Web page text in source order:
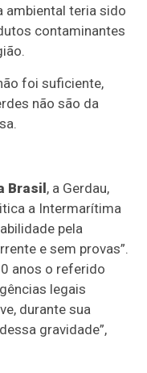
ambiental teria sido
contaminantes
foi suficiente,
não são da
Brasil , a Gerdau,
a Intermarítima
pela
e sem provas”.
anos o referido
legais
durante sua
gravidade”,